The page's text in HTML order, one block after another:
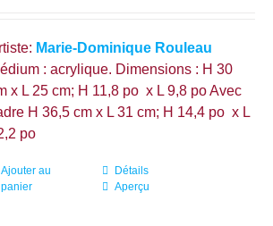
Marie-Dominique Rouleau
: acrylique. Dimensions : H 30
x L 25 cm; H 11,8 po x L 9,8 po Avec
H 36,5 cm x L 31 cm; H 14,4 po x L
po
Ajouter au
panier
Détails
Aperçu